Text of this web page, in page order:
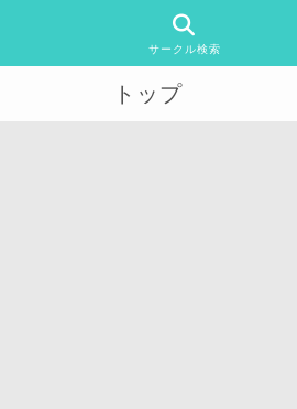
サークル検索
トップ